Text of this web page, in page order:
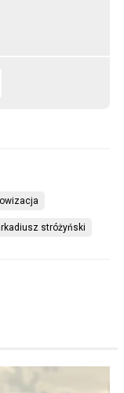
stróżyński